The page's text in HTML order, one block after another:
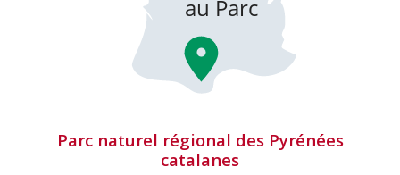
Parc naturel régional des Pyrénées
catalanes